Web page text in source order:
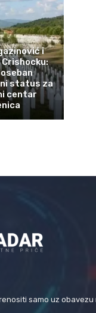
i
status za
centar
samo uz obavezu